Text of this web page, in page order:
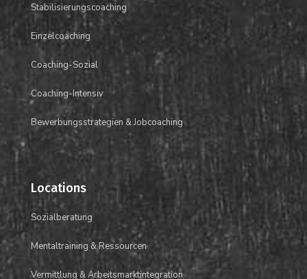
Stabilisierungscoaching
Einzelcoaching
Coaching-Sozial
Coaching-Intensiv
Bewerbungsstrategien & Jobcoaching
Locations
Sozialberatung
Mentaltraining &Ressourcen
Vermittlung &Arbeitsmarktintegration